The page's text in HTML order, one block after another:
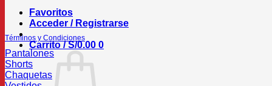
Favoritos
Acceder / Registrarse
Carrito /S/0.00 0
Términos y Condiciones
Pantalones
Shorts
Chaquetas